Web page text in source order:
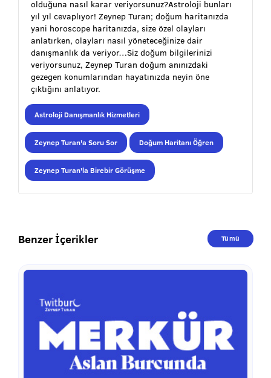
olduğuna nasıl karar veriyorsunuz?Astroloji bunları
yıl yıl cevaplıyor! Zeynep Turan; doğum haritanızda
yani horoscope haritanızda, size özel olayları
anlatırken, olayları nasıl yöneteceğinize dair
danışmanlık da veriyor…Siz doğum bilgilerinizi
veriyorsunuz, Zeynep Turan doğum anınızdaki
gezegen konumlarından hayatınızda neyin öne
çıktığını anlatıyor.
Astroloji Danışmanlık Hizmetleri
Zeynep Turan'a Soru Sor Doğum Haritanı Öğren
Zeynep Turan'la Birebir Görüşme
Benzer İçerikler Tümü